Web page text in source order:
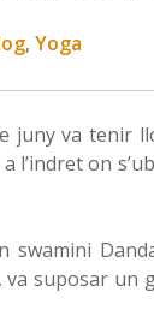
, Yoga
juny va tenir
l’indret on
swamini
va suposar un